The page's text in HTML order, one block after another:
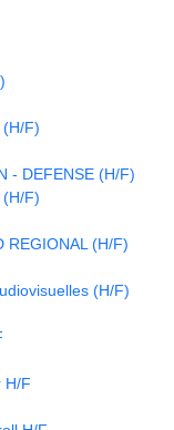
(H/F)
- DEFENSE (H/F)
F)
REGIONAL (H/F)
(H/F)
H/F